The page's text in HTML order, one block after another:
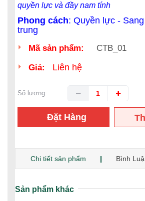
quyền lực và đầy nam tính
Phong cách: Quyền lực -
trung
Mã sản phẩm: CTB_01
Giá: Liên hệ
Số lượng:
Đặt Hàng
Chi tiết sản phẩm Bình
Sản phẩm khác